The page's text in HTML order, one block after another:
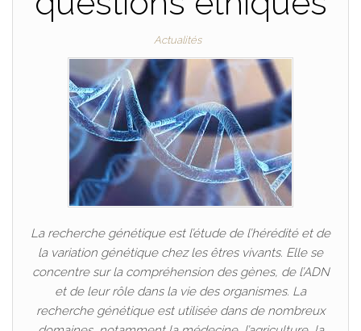
Actualités
La recherche génétique est l’étude de l’hérédité et de
la variation génétique chez les êtres vivants. Elle se
concentre sur la compréhension des gènes, de l’ADN
et de leur rôle dans la vie des organismes. La
recherche génétique est utilisée dans de nombreux